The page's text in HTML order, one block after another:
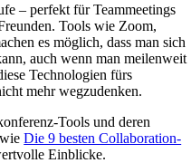
– perfekt für Teammeetings
Tools wie Zoom,
es möglich, dass man sich
auch wenn man meilenweit
Technologien fürs
mehr wegzudenken.
Tools und deren
wieDie 9 besten Collaboration-
Einblicke.